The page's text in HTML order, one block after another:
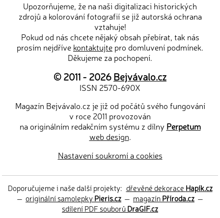
Upozorňujeme, že na naši digitalizaci historických
zdrojů a kolorování fotografií se již autorská ochrana
vztahuje!
Pokud od nás chcete nějaký obsah přebírat, tak nás
prosím nejdříve kontaktujte pro domluvení podmínek.
Děkujeme za pochopení.
© 2011 - 2026Bejvávalo.cz
ISSN 2570-690X
Magazín Bejvávalo.cz je již od počátů svého fungování
v roce 2011 provozován
na originálním redakčním systému z dílny Perpetum
web design.
Nastavení soukromí a cookies
Doporučujeme i naše další projekty: dřevěné dekorace Hapík.cz
— originální samolepkyPieris.cz — magazínPříroda.cz —
sdílení PDF souborůDraGIF.cz